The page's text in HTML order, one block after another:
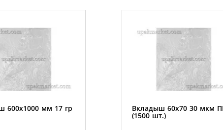
600х1000 мм 17 гр Вкладыш 60х70 30 мкм
(1500 шт.)